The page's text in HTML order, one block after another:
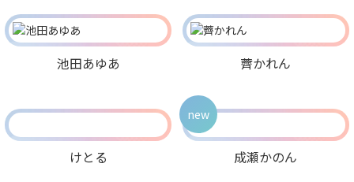
池田あゆあ 薺かれん
けとる 成瀬かのん
new